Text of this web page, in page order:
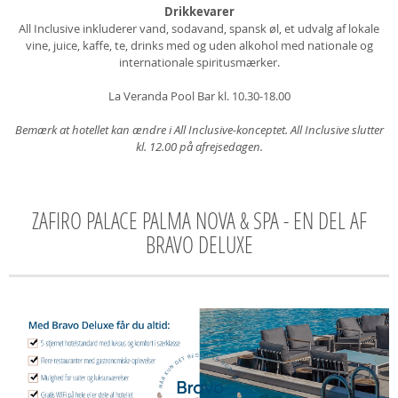
Drikkevarer
All Inclusive inkluderer vand, sodavand, spansk øl, et udvalg af lokale
vine, juice, kaffe, te, drinks med og uden alkohol med nationale og
internationale spiritusmærker.
La Veranda Pool Bar kl. 10.30-18.00
Bemærk at hotellet kan ændre i All Inclusive-konceptet. All Inclusive slutter
kl. 12.00 på afrejsedagen.
ZAFIRO PALACE PALMA NOVA & SPA - EN DEL AF
BRAVO DELUXE